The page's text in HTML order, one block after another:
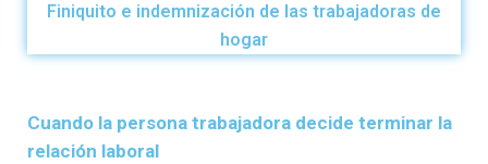
Finiquito e indemnización de las trabajadoras de
hogar
Cuando la persona trabajadora decide terminar la
relación laboral